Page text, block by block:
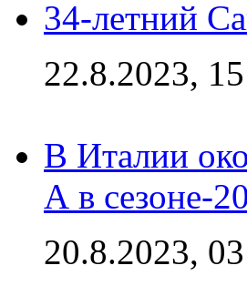
34-летний
22.8.2023,
В Италии
А в сезоне-
20.8.2023,